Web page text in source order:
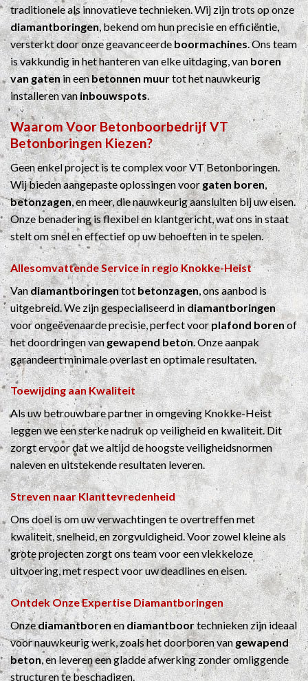
traditionele als innovatieve technieken. Wij zijn trots op onze
diamantboringen, bekend om hun precisie en efficiëntie,
versterkt door onze geavanceerdeboormachines. Ons team
is vakkundig in het hanteren van elke uitdaging, vanboren
van gatenin eenbetonnen muurtot het nauwkeurig
installeren vaninbouwspots.
Waarom VoorBetonboorbedrijfVT
Betonboringen Kiezen?
Geen enkel project is te complex voor VT Betonboringen.
Wij bieden aangepaste oplossingen voorgaten boren,
betonzagen, en meer, die nauwkeurig aansluiten bij uw eisen.
Onze benadering is flexibel en klantgericht, wat ons in staat
stelt om snel en effectief op uw behoeften in te spelen.
Allesomvattende Service in regio Knokke-Heist
Vandiamantboringentotbetonzagen, ons aanbod is
uitgebreid. We zijn gespecialiseerd indiamantboringen
voor ongeëvenaarde precisie, perfect voorplafond borenof
het doordringen vangewapend beton. Onze aanpak
garandeert minimale overlast en optimale resultaten.
Toewijding aan Kwaliteit
Als uw betrouwbare partner in omgeving Knokke-Heist
leggen we een sterke nadruk op veiligheid en kwaliteit. Dit
zorgt ervoor dat we altijd de hoogste veiligheidsnormen
naleven en uitstekende resultaten leveren.
Streven naar Klanttevredenheid
Ons doel is om uw verwachtingen te overtreffen met
kwaliteit, snelheid, en zorgvuldigheid. Voor zowel kleine als
grote projecten zorgt ons team voor een vlekkeloze
uitvoering, met respect voor uw deadlines en eisen.
Ontdek Onze ExpertiseDiamantboringen
Onzediamantborenendiamantboortechnieken zijn ideaal
voor nauwkeurig werk, zoals het doorboren vangewapend
beton, en leveren een gladde afwerking zonder omliggende
structuren te beschadigen.